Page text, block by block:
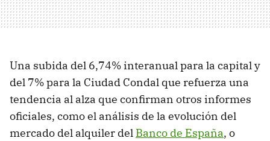
Una subida del 6,74% interanual para la capital y
del 7% para la Ciudad Condal que refuerza una
tendencia al alza que confirman otros informes
oficiales, como el análisis de la evolución del
mercado del alquiler del Banco de España, o